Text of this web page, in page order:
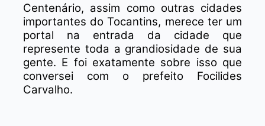
Centenário, assim como outras cidades
importantes do Tocantins, merece ter um
portal na entrada da cidade que
represente toda a grandiosidade de sua
gente. E foi exatamente sobre isso que
conversei com o prefeito Focilides
Carvalho.